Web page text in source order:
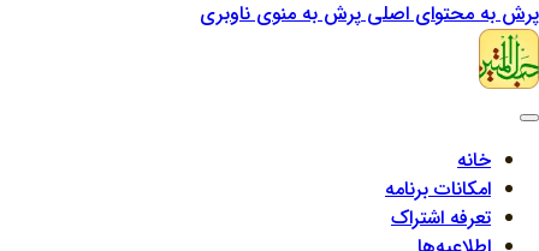
پرش به محتوای اصلیپرش به منوی ناوبری
خانه
امکانات برنامه
تعرفه اشتراک